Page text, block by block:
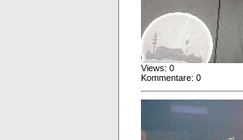
Views: 0
Kommentare: 0